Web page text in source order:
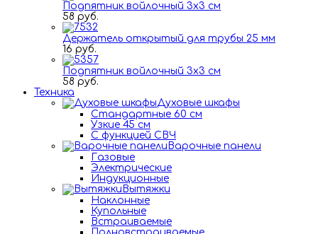
Подпятник войлочный 3х3 см
58 руб.
Держатель открытый для трубы 25 мм
16 руб.
Подпятник войлочный 3х3 см
58 руб.
Техника
Духовые шкафы
Стандартные 60 см
Узкие 45 см
С функцией СВЧ
Варочные панели
Газовые
Электрические
Индукционные
Вытяжки
Наклонные
Купольные
Встраиваемые